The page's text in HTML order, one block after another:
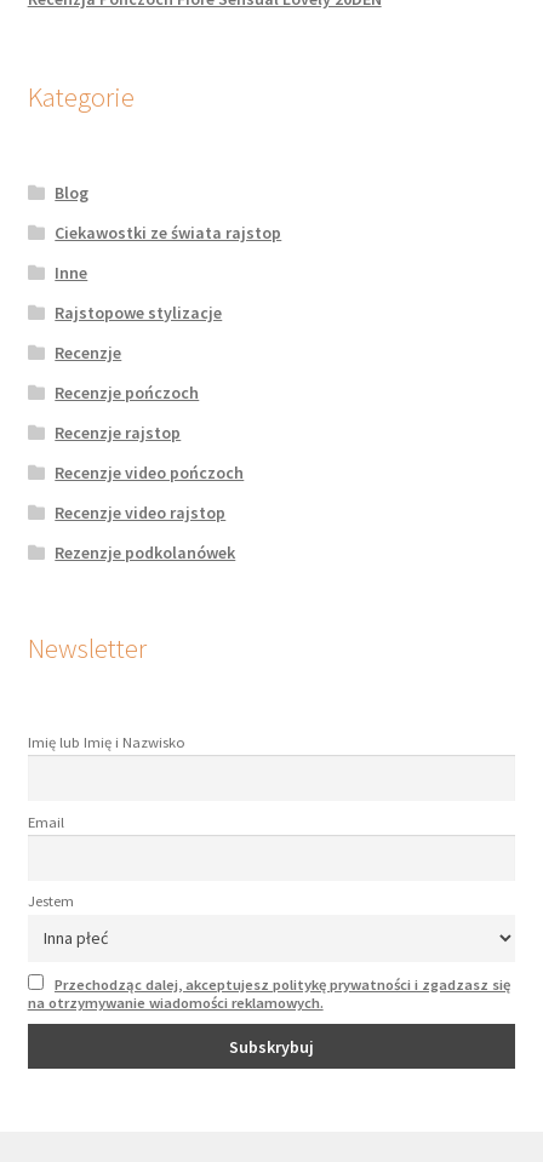
Kategorie
Blog
Ciekawostki ze świata rajstop
Inne
Rajstopowe stylizacje
Recenzje
Recenzje pończoch
Recenzje rajstop
Recenzje video pończoch
Recenzje video rajstop
Rezenzje podkolanówek
Newsletter
Imię lub Imię i Nazwisko
Email
Jestem
Przechodząc dalej, akceptujesz politykę prywatności i zgadzasz się
na otrzymywanie wiadomości reklamowych.